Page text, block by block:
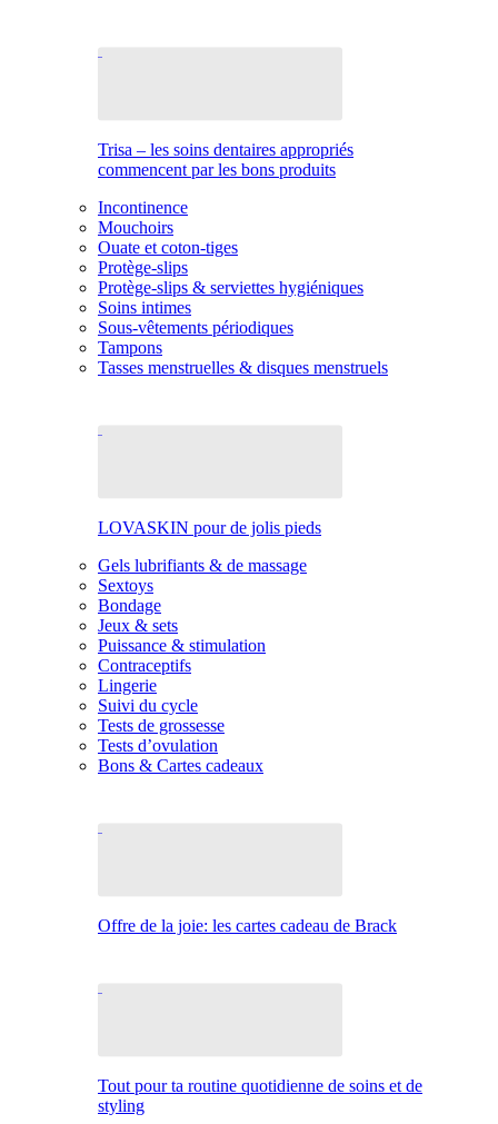
Trisa – les soins dentaires appropriés
commencent par les bons produits
Incontinence
Mouchoirs
Ouate et coton-tiges
Protège-slips
Protège-slips & serviettes hygiéniques
Soins intimes
Sous-vêtements périodiques
Tampons
Tasses menstruelles & disques menstruels
LOVASKIN pour de jolis pieds
Gels lubrifiants & de massage
Sextoys
Bondage
Jeux & sets
Puissance & stimulation
Contraceptifs
Lingerie
Suivi du cycle
Tests de grossesse
Tests d’ovulation
Bons & Cartes cadeaux
Offre de la joie: les cartes cadeau de Brack
Tout pour ta routine quotidienne de soins et de
styling